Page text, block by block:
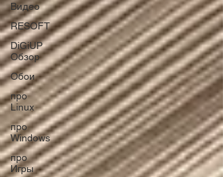
Видео
RESOFT
DiGiUP
Обзор
Обои
про
Linux
про
Windows
про
Игры